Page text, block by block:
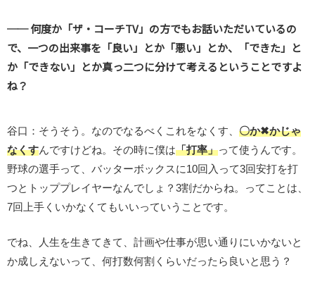
── 何度か「ザ・コーチTV」の方でもお話いただいているの
で、一つの出来事を「良い」とか「悪い」とか、「できた」と
か「できない」とか真っ二つに分けて考えるということですよ
ね？
谷口：そうそう。なのでなるべくこれをなくす、 〇か✖かじゃ
なくすんですけどね。その時に僕は「打率」って使うんです。
野球の選手って、バッターボックスに10回入って3回安打を打
つとトッププレイヤーなんでしょ？3割だからね。ってことは、
7回上手くいかなくてもいいっていうことです。
でね、人生を生きてきて、計画や仕事が思い通りにいかないと
か成しえないって、何打数何割くらいだったら良いと思う？